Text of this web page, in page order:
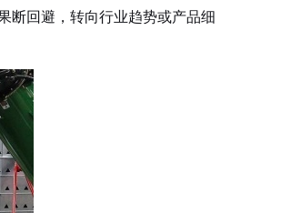
断回避，转向行业趋势或产品细